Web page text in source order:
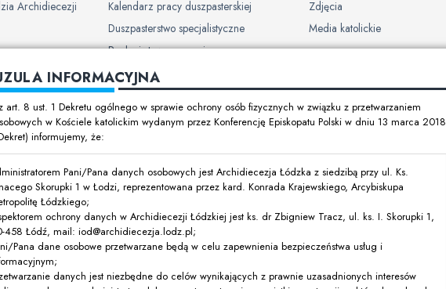
Archidiecezji
w
dzieci i
oświatowe
Kalendarz pracy duszpasterskiej
Duszpasterstwo specjalistyczne
Ruchy i stowarzyszenia
Zdjęcia
Media katolickie
INFORMACYJNA
art. 8 ust. 1 Dekretu ogólnego w sprawie ochrony osób fizycznych w związku z przetwarzaniem
w Kościele katolickim wydanym przez Konferencję Episkopatu Polski w dniu 13 marca 2018
informujemy, że:
Pani/Pana danych osobowych jest Archidiecezja Łódzka z siedzibą przy ul. Ks.
Skorupki 1 w Łodzi, reprezentowana przez kard. Konrada Krajewskiego, Arcybiskupa
Łódzkiego;
ochrony danych w Archidiecezji Łódzkiej jest ks. dr Zbigniew Tracz, ul. ks. I. Skorupki 1,
458 Łódź, mail: iod@archidiecezja.lodz.pl;
Pana dane osobowe przetwarzane będą w celu zapewnienia bezpieczeństwa usług i
danych jest niezbędne do celów wynikających z prawnie uzasadnionych interesów